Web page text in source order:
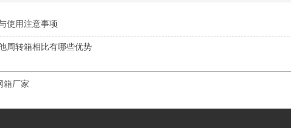
使用注意事项
周转箱相比有哪些优势
箱厂家